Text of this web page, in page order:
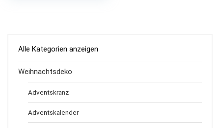
Alle Kategorien anzeigen
Weihnachtsdeko
Adventskranz
Adventskalender